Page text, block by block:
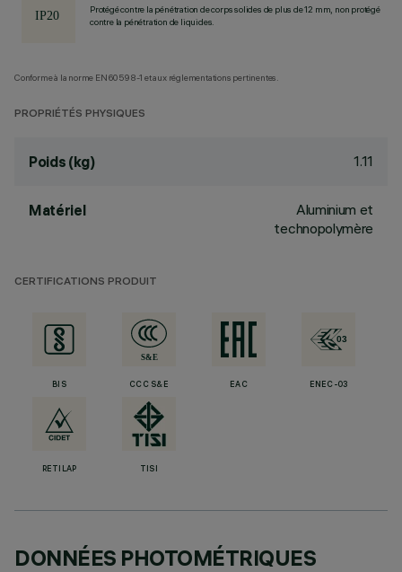
Protégé contre la pénétration de corps solides de plus de 12 mm, non protégé
contre la pénétration de liquides.
Conforme à la norme EN60598-1 et aux réglementations pertinentes.
PROPRIÉTÉS PHYSIQUES
Poids (kg) 1.11
Matériel
Aluminium et
technopolymère
CERTIFICATIONS PRODUIT
BIS CCC S&E EAC ENEC-03
RETILAP TISI
DONNÉES PHOTOMÉTRIQUES